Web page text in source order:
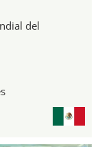
del